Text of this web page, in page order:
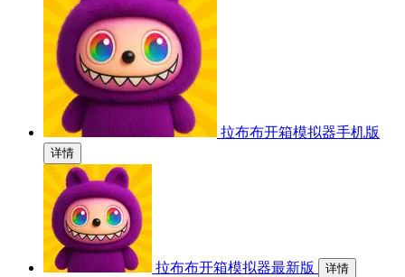
拉布布开箱模拟器手机版
详情
拉布布开箱模拟器最新版 详情